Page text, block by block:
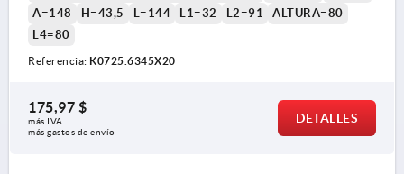
A=148
H=43,5 L=144 L1=32 L2=91
ALTURA=80
L4=80
Referencia: K0725.6345X20
175,97 $
más IVA
más gastos de envío
DETALLES